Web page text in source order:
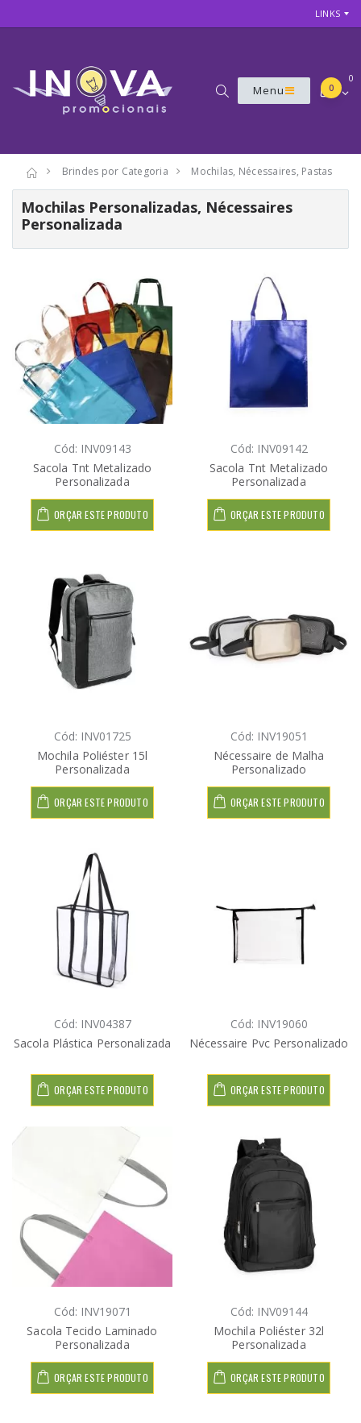
LINKS
Menu
0
0
Brindes por Categoria Mochilas, Nécessaires, Pastas
Mochilas Personalizadas, Nécessaires
Personalizada
Cód: INV09143
Sacola Tnt Metalizado
Personalizada
ORÇAR ESTE PRODUTO
Cód: INV09142
Sacola Tnt Metalizado
Personalizada
ORÇAR ESTE PRODUTO
Cód: INV01725
Mochila Poliéster 15l
Personalizada
ORÇAR ESTE PRODUTO
Cód: INV19051
Nécessaire de Malha
Personalizado
ORÇAR ESTE PRODUTO
Cód: INV04387
Sacola Plástica Personalizada
ORÇAR ESTE PRODUTO
Cód: INV19060
Nécessaire Pvc Personalizado
ORÇAR ESTE PRODUTO
Cód: INV19071
Sacola Tecido Laminado
Personalizada
ORÇAR ESTE PRODUTO
Cód: INV09144
Mochila Poliéster 32l
Personalizada
ORÇAR ESTE PRODUTO